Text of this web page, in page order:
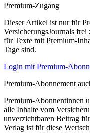
Premium-Zugang
Dieser Artikel ist nur für
VersicherungsJournals
für Texte mit Premium-
Tage sind.
Login mit Premium-
Premium-Abonnement
Premium-Abonnentinnen
alle Inhalte vom
unverzichtbaren Beitrag
Verlag ist für diese